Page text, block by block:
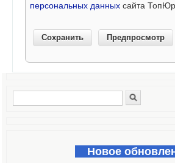
персональных данных сайта
Форма поиска
Новое